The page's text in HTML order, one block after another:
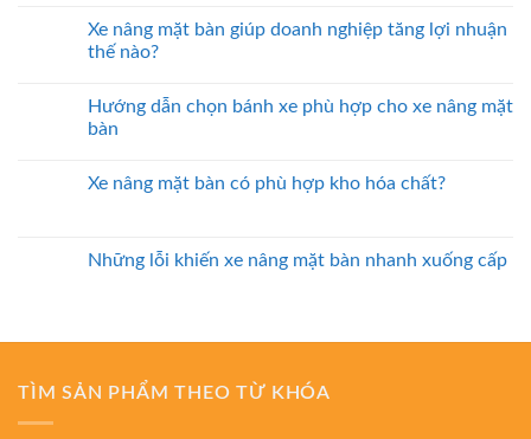
Xe nâng mặt bàn giúp doanh nghiệp tăng lợi nhuận
thế nào?
Hướng dẫn chọn bánh xe phù hợp cho xe nâng mặt
bàn
Xe nâng mặt bàn có phù hợp kho hóa chất?
Những lỗi khiến xe nâng mặt bàn nhanh xuống cấp
TÌM SẢN PHẨM THEO TỪ KHÓA